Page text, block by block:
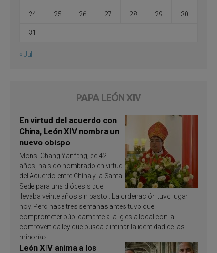
24 25 26 27 28 29 30
31
« Jul
PAPA LEÓN XIV
En virtud del acuerdo con
China, León XIV nombra un
nuevo obispo
Mons. Chang Yanfeng, de 42
años, ha sido nombrado en virtud
del Acuerdo entre China y la Santa
Sede para una diócesis que
llevaba veinte años sin pastor. La ordenación tuvo lugar
hoy. Pero hace tres semanas antes tuvo que
comprometer públicamente a la Iglesia local con la
controvertida ley que busca eliminar la identidad de las
minorías.
León XIV anima a los